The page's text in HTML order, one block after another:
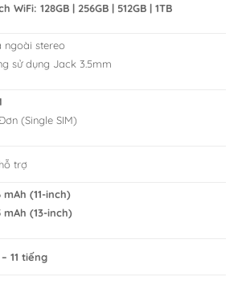
WiFi: 128GB | 256GB | 512GB | 1TB
ngoài stereo
sử dụng Jack 3.5mm
(Single SIM)
trợ
mAh (11-inch)
mAh (13-inch)
11 tiếng